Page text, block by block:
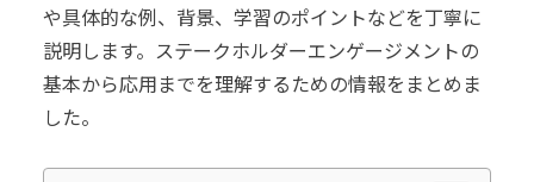
や具体的な例、背景、学習のポイントなどを丁寧に
説明します。ステークホルダーエンゲージメントの
基本から応用までを理解するための情報をまとめま
した。